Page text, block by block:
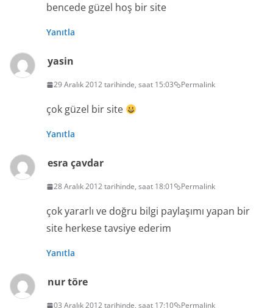
bencede güzel hoş bir site
Yanıtla
yasin
29 Aralık 2012 tarihinde, saat 15:03 Permalink
çok güzel bir site
Yanıtla
esra çavdar
28 Aralık 2012 tarihinde, saat 18:01 Permalink
çok yararlı ve doğru bilgi paylaşımı yapan bir
site herkese tavsiye ederim
Yanıtla
nur töre
03 Aralık 2012 tarihinde, saat 17:10 Permalink